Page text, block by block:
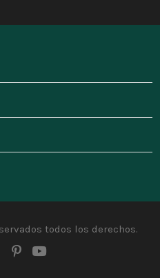
todos los derechos.